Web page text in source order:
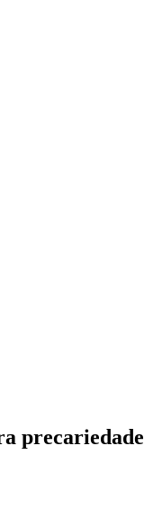
precariedade